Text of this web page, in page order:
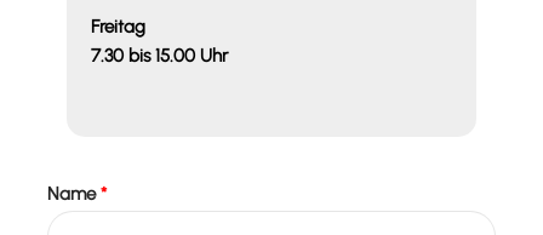
Freitag
7.30 bis 15.00 Uhr
Name*